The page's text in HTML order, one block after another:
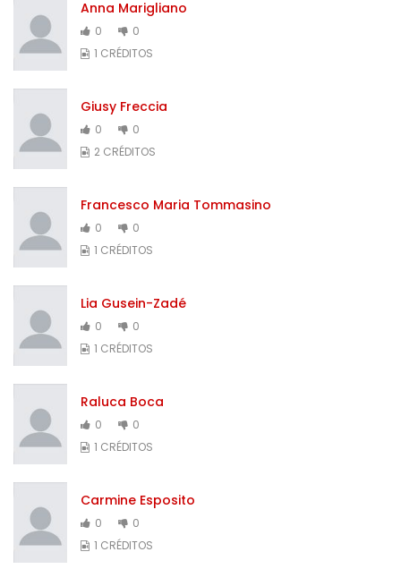
Anna Marigliano
0
0
1 CRÉDITOS
Giusy Freccia
0
0
2 CRÉDITOS
Francesco Maria Tommasino
0
0
1 CRÉDITOS
Lia Gusein-Zadé
0
0
1 CRÉDITOS
Raluca Boca
0
0
1 CRÉDITOS
Carmine Esposito
0
0
1 CRÉDITOS